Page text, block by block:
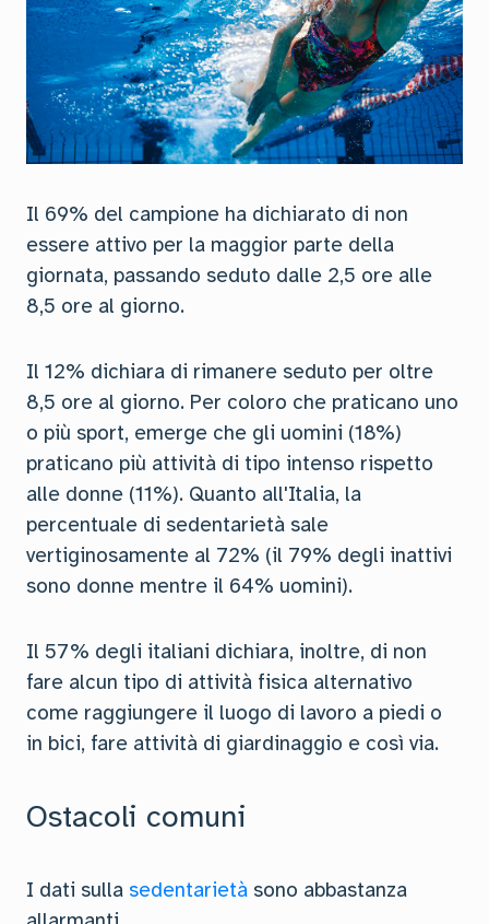
Il 69% del campione ha dichiarato di non
essere attivo per la maggior parte della
giornata, passando seduto dalle 2,5 ore alle
8,5 ore al giorno.
Il 12% dichiara di rimanere seduto per oltre
8,5 ore al giorno. Per coloro che praticano uno
o più sport, emerge che gli uomini (18%)
praticano più attività di tipo intenso rispetto
alle donne (11%). Quanto all'Italia, la
percentuale di sedentarietà sale
vertiginosamente al 72% (il 79% degli inattivi
sono donne mentre il 64% uomini).
Il 57% degli italiani dichiara, inoltre, di non
fare alcun tipo di attività fisica alternativo
come raggiungere il luogo di lavoro a piedi o
in bici, fare attività di giardinaggio e così via.
Ostacoli comuni
I dati sulla sedentarietà sono abbastanza